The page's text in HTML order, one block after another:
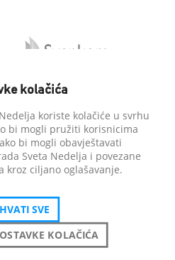
kolačića
koriste kolačiće u svrhu
bi mogli pružiti korisnicima
bi mogli obavještavati
Sveta Nedelja i povezane
kroz ciljano oglašavanje.
SVE
KOLAČIĆA